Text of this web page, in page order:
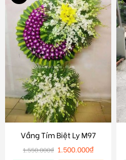
Vầng Tím Biệt Ly M97
1.550.000₫ 1.500.000₫